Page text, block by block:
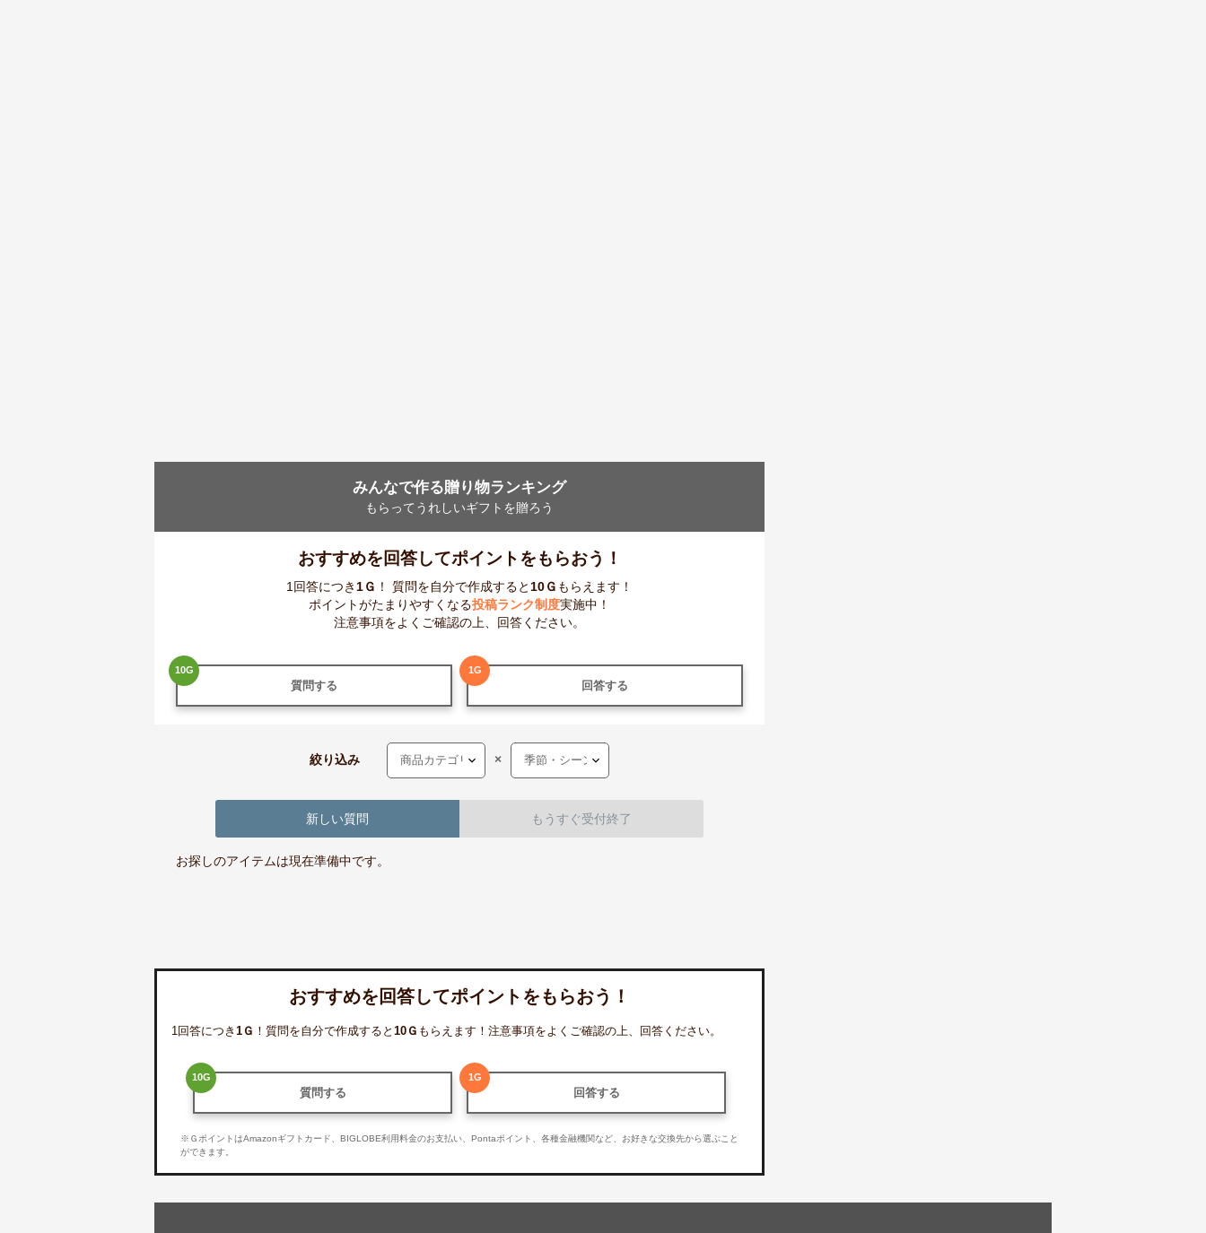
みんなで作る贈り物ランキング
もらってうれしいギフトを贈ろう
おすすめを回答してポイントをもらおう！
1回答につき 1 Ｇ ！ 質問を自分で作成すると 10 Ｇ もらえます！
ポイントがたまりやすくなる投稿ランク制度実施中！
注意事項をよくご確認の上、回答ください。
10G
質問する
1G
回答する
絞り込み ×
新しい質問 もうすぐ受付終了
お探しのアイテムは現在準備中です。
おすすめを回答してポイントをもらおう！
1回答につき 1 Ｇ ！質問を自分で作成すると 10 Ｇ もらえます！注意事項をよくご確認の上、回答ください。
10G
質問する
1G
回答する
※ＧポイントはAmazonギフトカード、BIGLOBE利用料金のお支払い、Pontaポイント、各種金融機関など、お好きな交換先から選ぶこと
ができます。